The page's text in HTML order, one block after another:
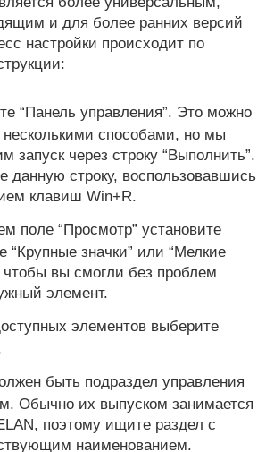
и для более ранних версий
настройки происходит по
“Панель управления”. Это можно
несколькими способами, но мы
запуск через строку “Выполнить”.
данную строку, воспользовавшись
клавиш Win+R.
поле “Просмотр” установите
“Крупные значки” или “Мелкие
чтобы вы смогли без проблем
элемент.
элементов выберите
быть подраздел управления
Обычно их выпуском занимается
поэтому ищите раздел с
наименованием.